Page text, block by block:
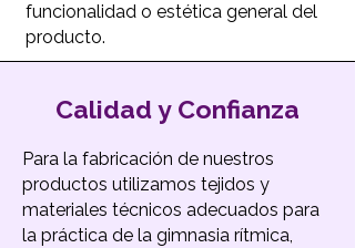
funcionalidad o estética general del
producto.
Calidad y Confianza
Para la fabricación de nuestros
productos utilizamos tejidos y
materiales técnicos adecuados para
la práctica de la gimnasia rítmica,